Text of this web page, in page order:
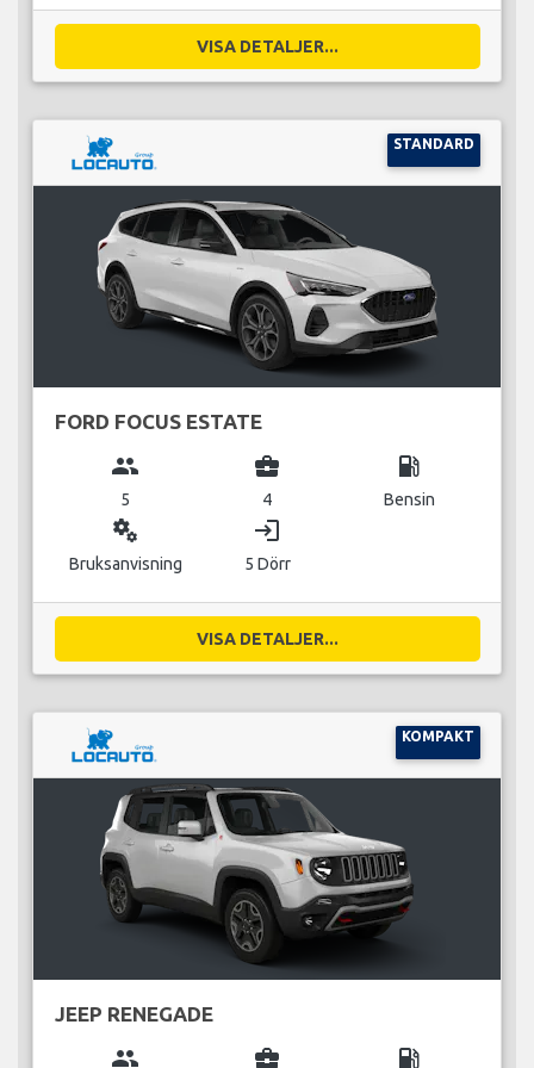
VISA DETALJER...
STANDARD
FORD FOCUS ESTATE
group
5
business_center
4
local_gas_station
Bensin
miscellaneous_services
Bruksanvisning
login
5 Dörr
VISA DETALJER...
KOMPAKT
JEEP RENEGADE
group business_center local_gas_station